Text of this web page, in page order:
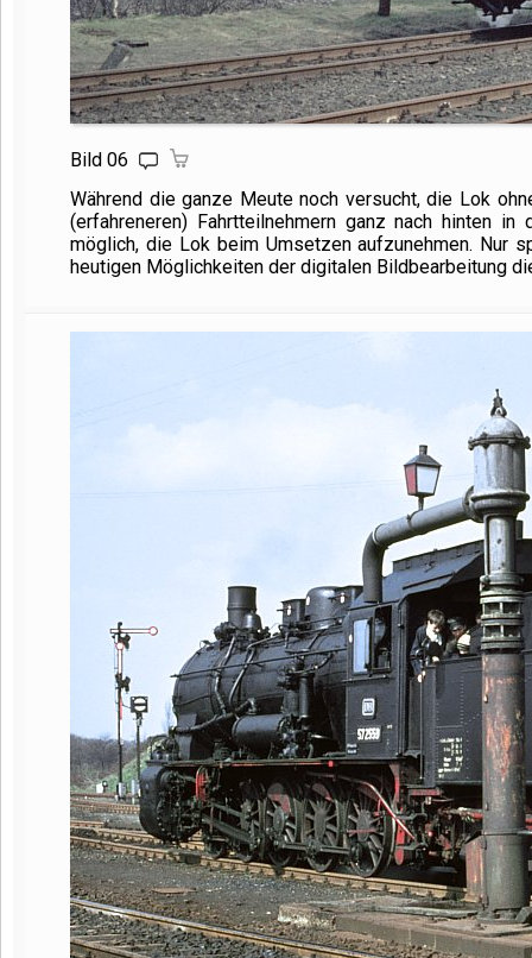
Bild 06
Während die ganze Meute noch versucht, die Lok
(erfahreneren) Fahrtteilnehmern ganz nach hinten
möglich, die Lok beim Umsetzen aufzunehmen. Nur
heutigen Möglichkeiten der digitalen Bildbearbeitung